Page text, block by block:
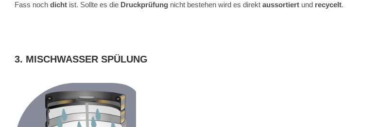
Fass noch dicht ist. Sollte es die Druckprüfung nicht bestehen wird es direkt aussortiert und recycelt.
3. MISCHWASSER SPÜLUNG